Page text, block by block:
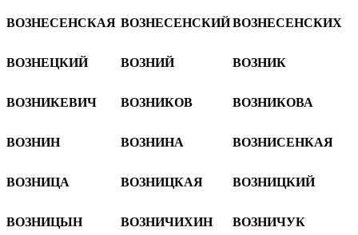
ВОЗНЕСЕНСКАЯ ВОЗНЕСЕНСКИЙВОЗНЕСЕНСКИХ
ВОЗНЕЦКИЙ ВОЗНИЙ ВОЗНИК
ВОЗНИКЕВИЧ ВОЗНИКОВ ВОЗНИКОВА
ВОЗНИН ВОЗНИНА ВОЗНИСЕНКАЯ
ВОЗНИЦА ВОЗНИЦКАЯ ВОЗНИЦКИЙ
ВОЗНИЦЫН ВОЗНИЧИХИН ВОЗНИЧУК